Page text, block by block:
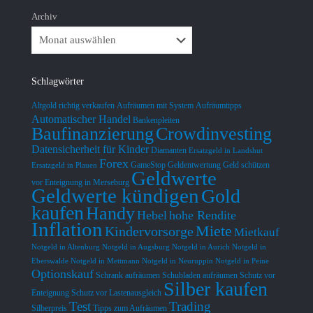
Archiv
Schlagwörter
Altgold richtig verkaufen Aufräumen mit System Aufräumtipps
Automatischer Handel Bankenpleiten
BaufinanzierungCrowdinvesting
Datensicherheit für Kinder Diamanten Ersatzgeld in Landshut
Ersatzgeld in Plauen Forex GameStop Geldentwertung Geld schützen
vor Enteignung in Merseburg Geldwerte
Geldwerte kündigenGold
kaufenHandyHebelhohe Rendite
Inflation KindervorsorgeMiete Mietkauf
Notgeld in Altenburg Notgeld in Augsburg Notgeld in Aurich Notgeld in
Eberswalde Notgeld in Mettmann Notgeld in Neuruppin Notgeld in Peine
Optionskauf Schrank aufräumen Schubladen aufräumen Schutz vor
Enteignung Schutz vor Lastenausgleich Silber kaufen
Silberpreis Test Tipps zum Aufräumen Trading